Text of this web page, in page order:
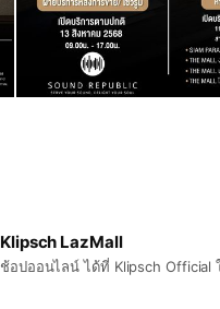
Klipsch LazMall
ช้อปออนไลน์ ได้ที่ Klipsch Official